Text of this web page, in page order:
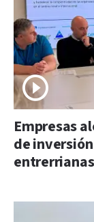
Empresas
de